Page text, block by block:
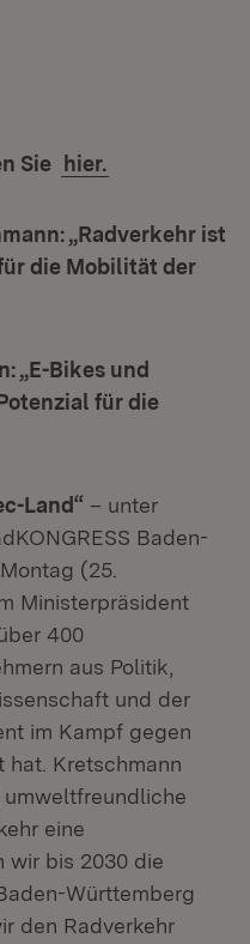
Sie hier.
„Radverkehr ist
die Mobilität der
„E-Bikes und
für die
Land“ – unter
Baden-
(25.
Ministerpräsident
400
aus Politik,
und der
im Kampf gegen
Kretschmann
umweltfreundliche
eine
wir bis 2030 die
Württemberg
den Radverkehr